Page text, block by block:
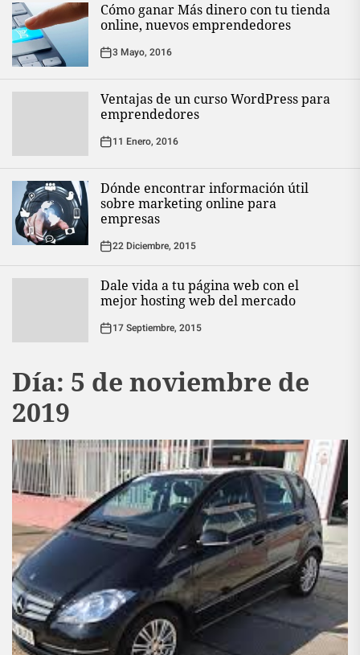
Cómo ganar Más dinero con tu tienda
online, nuevos emprendedores
3 Mayo, 2016
Ventajas de un curso WordPress para
emprendedores
11 Enero, 2016
Dónde encontrar información útil
sobre marketing online para
empresas
22 Diciembre, 2015
Dale vida a tu página web con el
mejor hosting web del mercado
17 Septiembre, 2015
Día: 5 de noviembre de
2019